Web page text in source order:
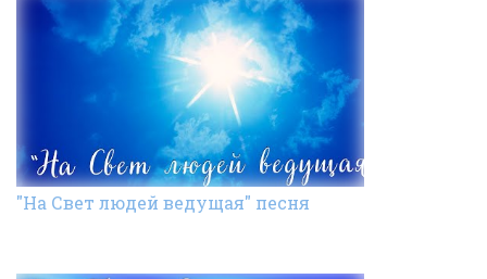
"На Свет людей ведущая" песня